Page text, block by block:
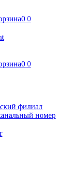
0 0
0 0
филиал
номер